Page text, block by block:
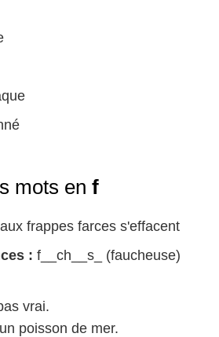
mots en f
frappes farces s'effacent
: f__ch__s_ (faucheuse)
vrai.
poisson de mer.